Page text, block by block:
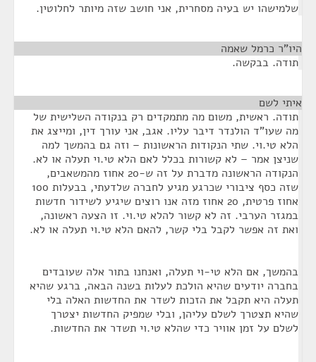
שלמישהו יש בעיה מסחרית, אני חושב שזה מיותר לחלוטין.
היו"ר כרמל שאמה
תודה. בבקשה.
איתי לשם
תודה. ראשית, משום מה מתמקדים רק בנקודה השלישית של
מה שעו"ד הולנדר דיבר עליו. אגב, אני עורך דין, ומייצג את
הלא טי.וי. שתי הנקודות הראשונות – וזה גם בהמשך למה
שניצן אמר – לא קשורות בכלל לאם הלא טי.וי תעלה או לא.
הנקודה הראשונה מדברת על זה ש-20 אחוז מהמשאבים,
שזה כסף ציבורי שכרגע מגיע לחברה שלדעתי, בבעלות 100
אחוז פרטית, 20 אחוז מזה אנו רוצים שיגיע לשידור חדשות
במגזר הערבי. זה לא קשור להלא טי.וי. זו הצעה ראשונה,
ואת זה אפשר לקבל בלי קשר, להאם הלא טי.וי תעלה או לא.
בהמשך, אם הלא טי-וי תעלה, ואנחנו בתור אלה שעובדים
בחברה יודעים שהיא הולכת לעלות בשנה הבאה, ברגע שהיא
תעלה היא תקבל את הזכות לשדר את החדשות האלה בלי
שהיא תצטרך לשלם עליהן, ובלי שמפיק החדשות יצטרך
לשלם על זמן אוויר כדי שהלא טי.וי תשדר את החדשות.